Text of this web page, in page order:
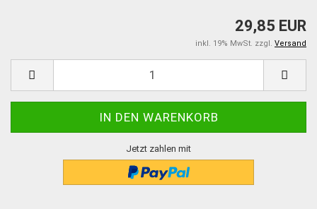
29,85 EUR
inkl. 19% MwSt. zzgl. Versand
Jetzt zahlen mit